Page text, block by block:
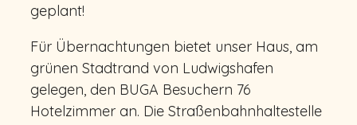
geplant!
Für Übernachtungen bietet unser Haus, am
grünen Stadtrand von Ludwigshafen
gelegen, den BUGA Besuchern 76
Hotelzimmer an. Die Straßenbahnhaltestelle